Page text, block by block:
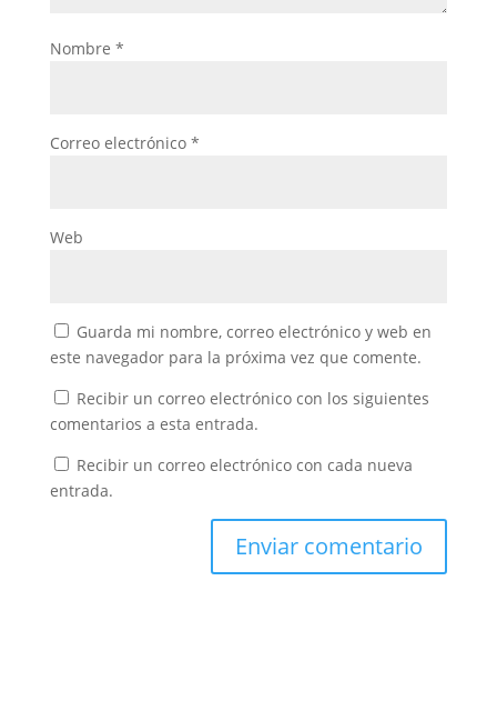
Nombre *
Correo electrónico *
Web
Guarda mi nombre, correo electrónico y web en
este navegador para la próxima vez que comente.
Recibir un correo electrónico con los siguientes
comentarios a esta entrada.
Recibir un correo electrónico con cada nueva
entrada.